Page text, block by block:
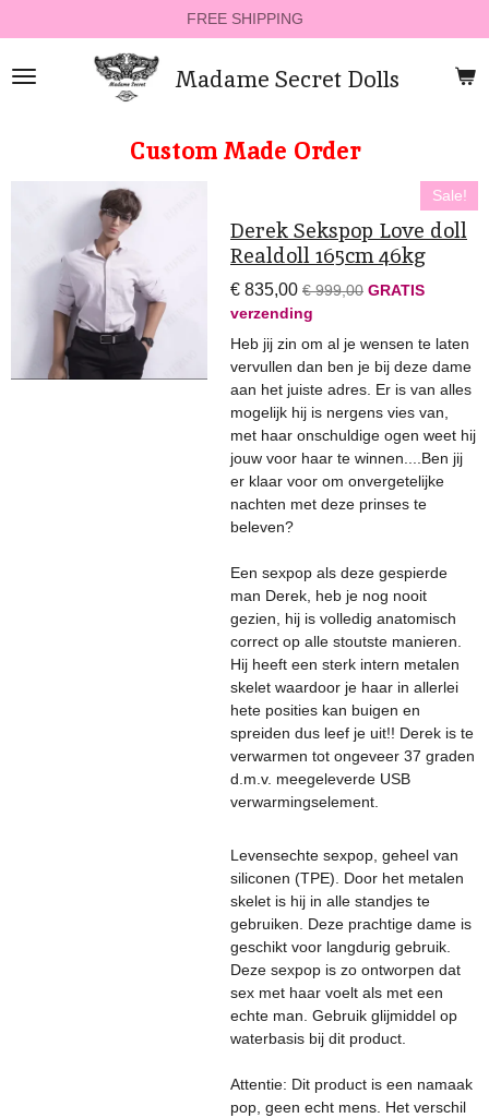
direct
naar
de
Madame Secret Dolls
FREE SHIPPING
Custom Made Order
Sale!
Derek Sekspop Love doll
Realdoll 165cm 46kg
€ 835,00 € 999,00 GRATIS
verzending
Heb jij zin om al je wensen te laten
vervullen dan ben je bij deze dame
aan het juiste adres. Er is van alles
mogelijk hij is nergens vies van,
met haar onschuldige ogen weet hij
jouw voor haar te winnen....Ben jij
er klaar voor om onvergetelijke
nachten met deze prinses te
beleven?
Een sexpop als deze gespierde
man Derek, heb je nog nooit
gezien, hij is volledig anatomisch
correct op alle stoutste manieren.
Hij heeft een sterk intern metalen
skelet waardoor je haar in allerlei
hete posities kan buigen en
spreiden dus leef je uit!! Derek is te
verwarmen tot ongeveer 37 graden
d.m.v. meegeleverde USB
verwarmingselement.
Levensechte sexpop, geheel van
siliconen (TPE). Door het metalen
skelet is hij in alle standjes te
gebruiken. Deze prachtige dame is
geschikt voor langdurig gebruik.
Deze sexpop is zo ontworpen dat
sex met haar voelt als met een
echte man. Gebruik glijmiddel op
waterbasis bij dit product.
Attentie: Dit product is een namaak
pop, geen echt mens. Het verschil